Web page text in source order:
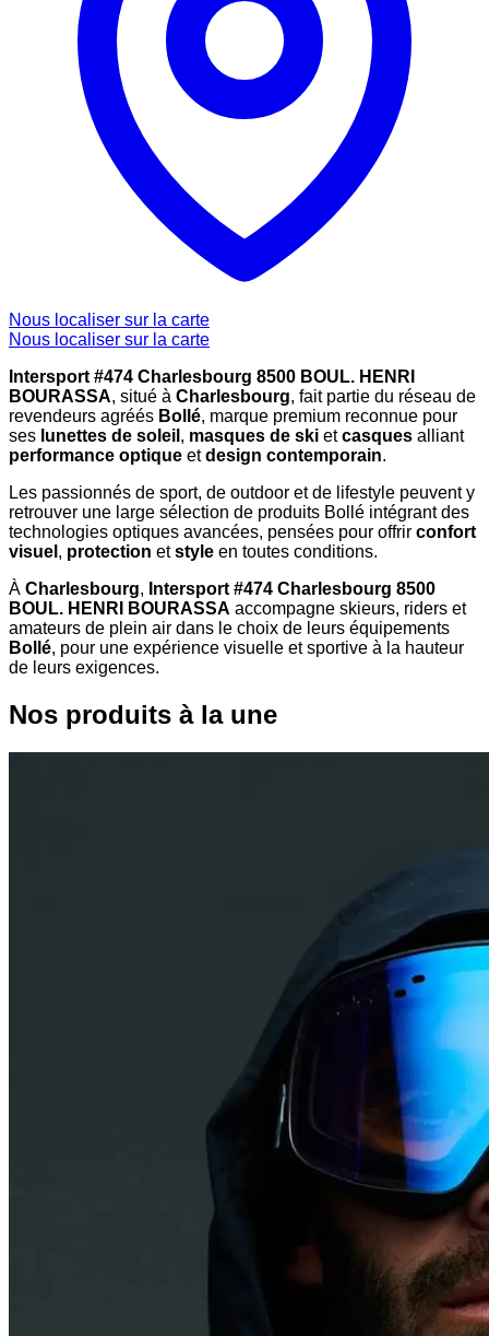
Nous localiser sur la carte
Nous localiser sur la carte
Intersport #474 Charlesbourg 8500 BOUL. HENRI
BOURASSA, situé à Charlesbourg, fait partie du réseau de
revendeurs agréés Bollé, marque premium reconnue pour
ses lunettes de soleil , masques de ski etcasques alliant
performance optique etdesign contemporain.
Les passionnés de sport, de outdoor et de lifestyle peuvent y
retrouver une large sélection de produits Bollé intégrant des
technologies optiques avancées, pensées pour offrir confort
visuel , protection etstyle en toutes conditions.
À Charlesbourg, Intersport #474 Charlesbourg 8500
BOUL. HENRI BOURASSA accompagne skieurs, riders et
amateurs de plein air dans le choix de leurs équipements
Bollé, pour une expérience visuelle et sportive à la hauteur
de leurs exigences.
Nos produits à la une